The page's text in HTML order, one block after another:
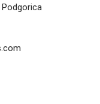
Podgorica